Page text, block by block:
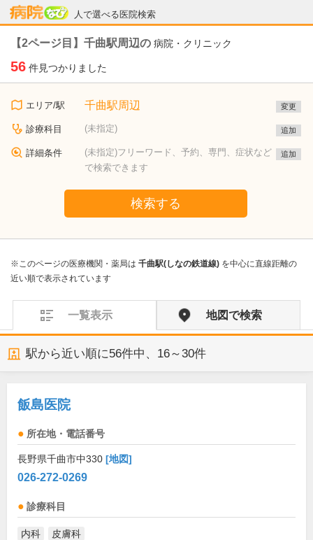
人で選べる医院検索
病院なび
【2ページ目】千曲駅周辺の 病院・クリニック
56 件見つかりました
エリア/駅 千曲駅周辺 変更
診療科目 (未指定) 追加
詳細条件
(未指定)フリーワード、予約、専門、症状など
で検索できます
追加
検索する
※このページの医療機関・薬局は 千曲駅(しなの鉄道線) を中心に直線距離の
近い順で表示されています
一覧表示 地図で検索
駅から近い順に56件中、 16～30件
飯島医院
所在地・電話番号
長野県千曲市中330 [地図]
026-272-0269
診療科目
内科 皮膚科